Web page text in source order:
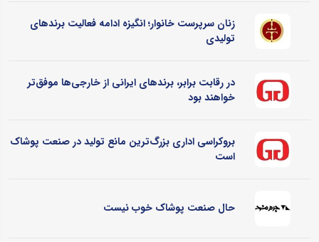
زنان سرپرست خانوار؛ انگیزه ادامه فعالیت برندهای
تولیدی
در رقابت برابر، برندهای ایرانی از خارجی‌ها موفق‌تر
خواهند بود
بروکراسی اداری بزرگ‌ترین مانع تولید در صنعت پوشاک
است
حال صنعت پوشاک خوب نیست